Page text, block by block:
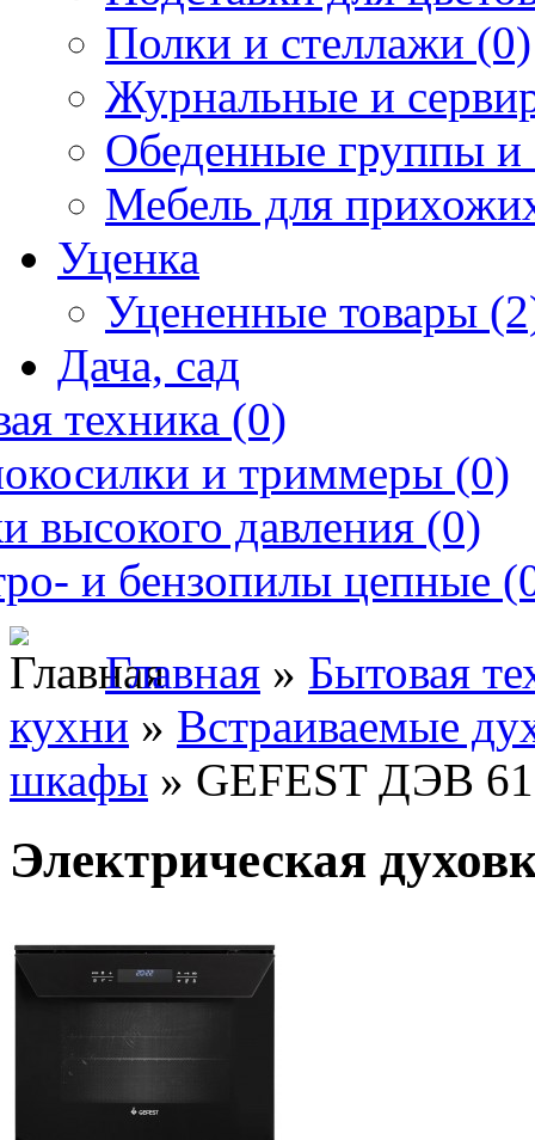
Полки и стеллажи (0)
Журнальные и
Обеденные группы и
Мебель для
Уценка
Уцененные товары
Дача, сад
техника (0)
и триммеры (0)
высокого давления (0)
и бензопилы цепные
Главная » Бытовая
кухни » Встраиваемые
шкафы » GEFEST ДЭВ
Электрическая